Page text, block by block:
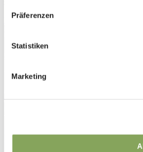
Präferenzen
Statistiken
Marketing
Vorteile von Textilien